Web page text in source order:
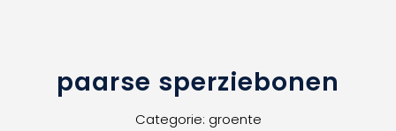
paarse sperziebonen
Categorie: groente